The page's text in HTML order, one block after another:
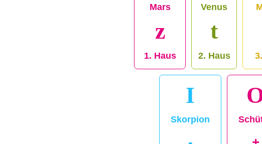
Mars
z
1. Haus
Venus
t
2. Haus
I
Skorpion